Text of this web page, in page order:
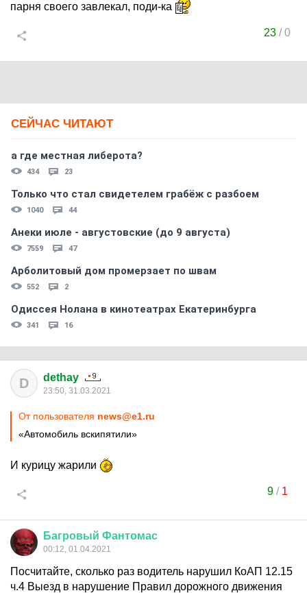
парня своего завлекал, поди-ка
23 /0
СЕЙЧАС ЧИТАЮТ
а где местная либерота?
434 23
Только что стал свидетелем грабёж с разбоем
1040 44
Анеки июле - августовские (до 9 августа)
7559 47
Арболитовый дом промерзает по швам
552 2
Одиссея Нолана в кинотеатрах Екатеринбурга
341 16
D dethay
23:50, 31.03.2021
От пользователя news@e1.ru
«Автомобиль вскипятили»
И курицу жарили
9/ 1
Багровый Фантомас
00:12, 01.04.2021
Посчитайте, сколько раз водитель нарушил КоАП 12.15
ч.4 Выезд в нарушение Правил дорожного движения